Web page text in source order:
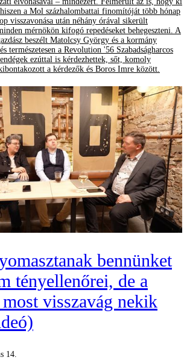
a Mol százhalombattai finomítóját több hónap
visszavonása után néhány órával sikerült
mérnökön kifogó repedéseket behegeszteni. A
beszélt Matolcsy György és a kormány
természetesen a Revolution '56 Szabadságharcos
ezúttal is kérdezhettek, sőt, komoly
a kérdezők és Boros Imre között.
bennünket
tényellenőrei, de a
most visszavág nekik
14.